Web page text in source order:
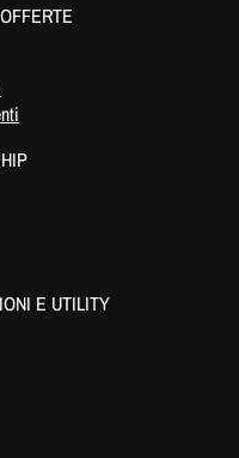
E UTILITY